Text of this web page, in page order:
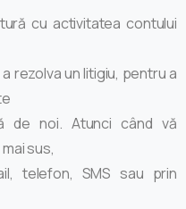
cu activitatea contului
rezolva un litigiu, pentru a
de noi. Atunci când vă
sus,
telefon, SMS sau prin